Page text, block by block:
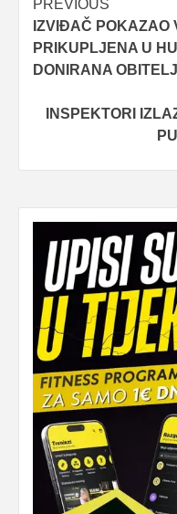
Post
navigation
PREVIOUS
IZVIĐAČ POKAZAO
PRIKUPLJENA U
DONIRANA
INSPEKTORI